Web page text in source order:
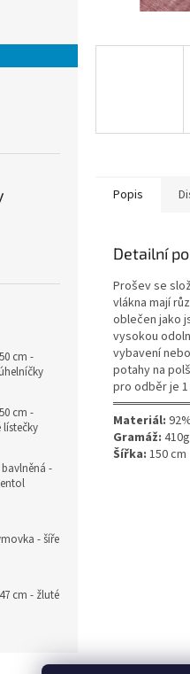
cm -
cm -
-
- šíře
cm - žluté
Popis
Detailní
Prošev se
vlákna mají
oblečen jako
vysokou
vybavení
potahy na
pro odběr je
Materiál:
Gramáž:
Šířka: 150 cm